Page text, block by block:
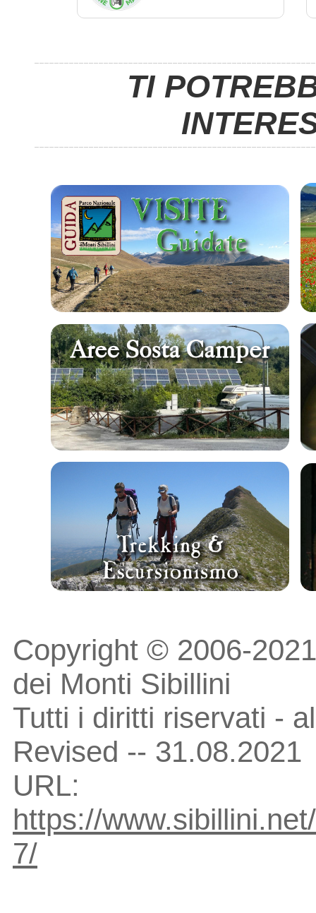
TI
Copyright © 2006-
dei Monti Sibillini
Tutti i diritti riservati -
Revised -- 31.08.2021
URL:
https://
7/